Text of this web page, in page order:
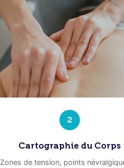
2
Cartographie du Corps
Zones de tension, points